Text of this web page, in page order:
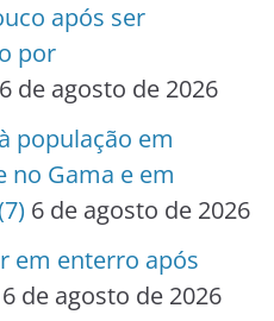
após ser
por
6 de agosto de 2026
população em
no Gama e em
6 de agosto de 2026
em enterro após
6 de agosto de 2026